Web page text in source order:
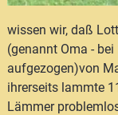
wissen wir, daß
(genannt Oma -
aufgezogen)von
ihrerseits lammte
Lämmer